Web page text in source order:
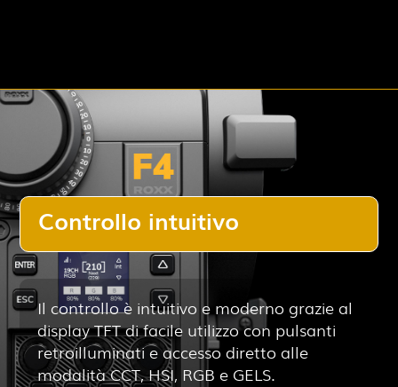
Controllo intuitivo
Il controllo è intuitivo e moderno grazie al
display TFT di facile utilizzo con pulsanti
retroilluminati e accesso diretto alle
modalità CCT, HSI, RGB e GELS.